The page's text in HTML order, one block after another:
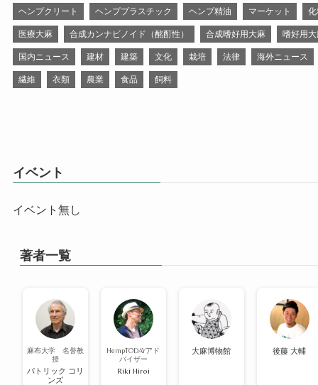
ヘンプクリート ヘンププラスチック ヘンプ精油 マーケット
医療大麻 合成カンナビノイド（酩酊性） 合成嗜好用大麻 嗜好用
国内ニュース 建材 建築 文化 栽培 法律 海外ニュース
繊維 衣類 農業 食品 飼料
イベント
イベント無し
著者一覧
麻布大学 名誉教
授
パトリック コリ
ンズ
HempTODAYアド
バイザー
Riki Hiroi
大麻博物館 後藤 大輔